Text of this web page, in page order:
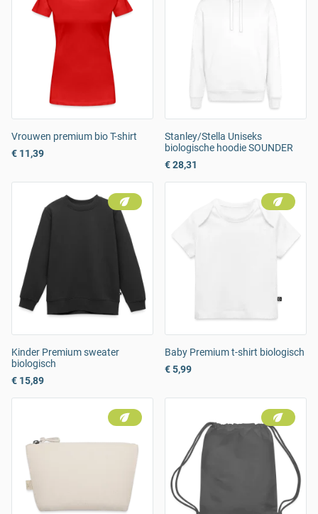
Vrouwen premium bio T-shirt
€ 11,39
Stanley/Stella Uniseks
biologische hoodie SOUNDER
€ 28,31
Kinder Premium sweater
biologisch
€ 15,89
Baby Premium t-shirt biologisch
€ 5,99